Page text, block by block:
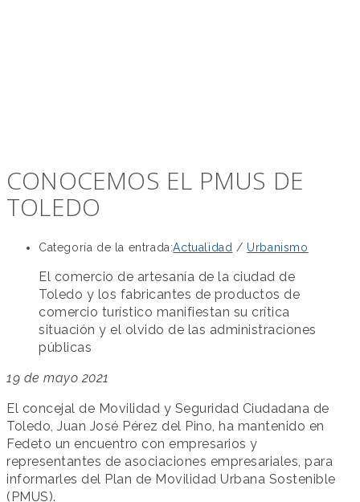
CONOCEMOS EL PMUS DE
TOLEDO
Categoría de la entrada:Actualidad / Urbanismo
El comercio de artesanía de la ciudad de
Toledo y los fabricantes de productos de
comercio turístico manifiestan su crítica
situación y el olvido de las administraciones
públicas
19 de mayo 2021
El concejal de Movilidad y Seguridad Ciudadana de
Toledo, Juan José Pérez del Pino, ha mantenido en
Fedeto un encuentro con empresarios y
representantes de asociaciones empresariales, para
informarles del Plan de Movilidad Urbana Sostenible
(PMUS).